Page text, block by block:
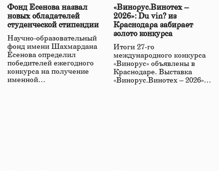
Фонд Есенова назвал
новых обладателей
студенческой стипендии
Научно-образовательный
фонд имени Шахмардана
Есенова определил
победителей ежегодного
конкурса на получение
именной…
«Винорус.Винотех –
2026»: Du vin? из
Краснодара забирает
золото конкурса
Итоги 27-го
международного конкурса
«Винорус» объявлены в
Краснодаре. Выставка
«Винорус.Винотех – 2026»…